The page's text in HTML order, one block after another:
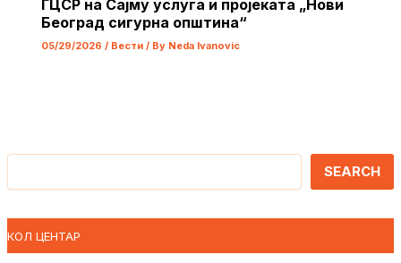
ГЦСР на Сајму услуга и пројеката „Нови
Београд сигурна општина“
05/29/2026 / Вести/ By Neda Ivanovic
Претрага
SEARCH
КОЛ ЦЕНТАР